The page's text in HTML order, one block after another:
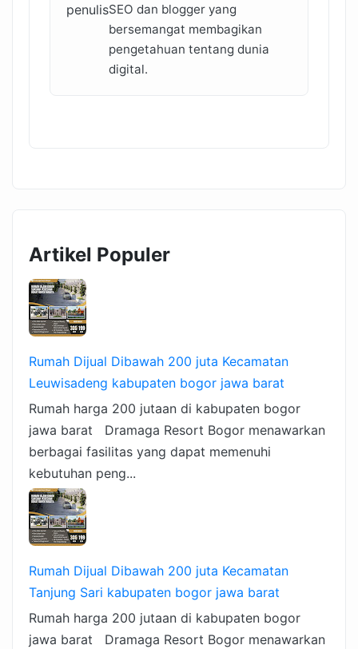
SEO dan blogger yang
bersemangat membagikan
pengetahuan tentang dunia
digital.
Artikel Populer
Rumah Dijual Dibawah 200 juta Kecamatan
Leuwisadeng kabupaten bogor jawa barat
Rumah harga 200 jutaan di kabupaten bogor
jawa barat Dramaga Resort Bogor menawarkan
berbagai fasilitas yang dapat memenuhi
kebutuhan peng...
Rumah Dijual Dibawah 200 juta Kecamatan
Tanjung Sari kabupaten bogor jawa barat
Rumah harga 200 jutaan di kabupaten bogor
jawa barat Dramaga Resort Bogor menawarkan